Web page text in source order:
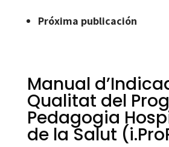
Próxima publicación
Manual
Qualitat del
Pedagogia
de la Salut